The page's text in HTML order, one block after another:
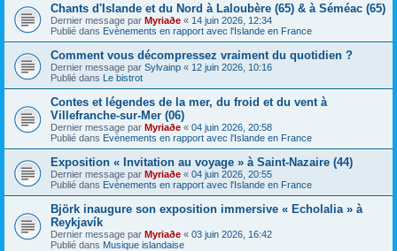
Chants d'Islande et du Nord à Laloubère (65) & à Séméac (65)
Dernier message par Myriaðe « 14 juin 2026, 12:34
Publié dans Evènements en rapport avec l'Islande en France
Comment vous décompressez vraiment du quotidien ?
Dernier message par Sylvainp « 12 juin 2026, 10:16
Publié dans Le bistrot
Contes et légendes de la mer, du froid et du vent à
Villefranche-sur-Mer (06)
Dernier message par Myriaðe « 04 juin 2026, 20:58
Publié dans Evènements en rapport avec l'Islande en France
Exposition « Invitation au voyage » à Saint-Nazaire (44)
Dernier message par Myriaðe « 04 juin 2026, 20:55
Publié dans Evènements en rapport avec l'Islande en France
Björk inaugure son exposition immersive « Echolalia » à
Reykjavík
Dernier message par Myriaðe « 03 juin 2026, 16:42
Publié dans Musique islandaise